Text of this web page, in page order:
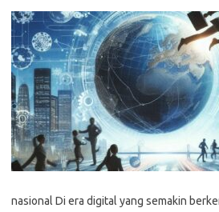
nasional Di era digital yang semakin